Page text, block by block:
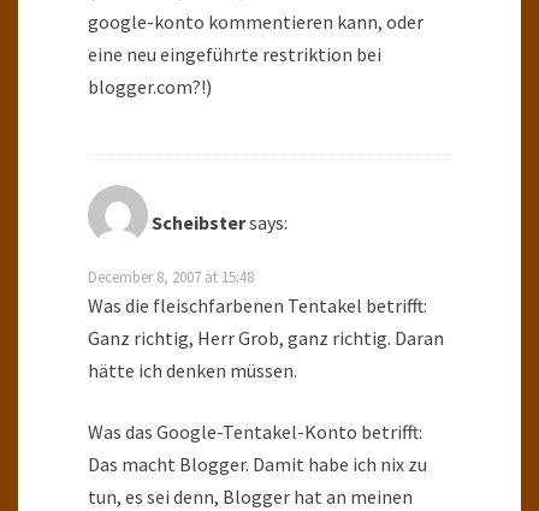
google-konto kommentieren kann, oder
eine neu eingeführte restriktion bei
blogger.com?!)
Scheibstersays:
December 8, 2007 at 15:48
Was die fleischfarbenen Tentakel betrifft:
Ganz richtig, Herr Grob, ganz richtig. Daran
hätte ich denken müssen.
Was das Google-Tentakel-Konto betrifft:
Das macht Blogger. Damit habe ich nix zu
tun, es sei denn, Blogger hat an meinen